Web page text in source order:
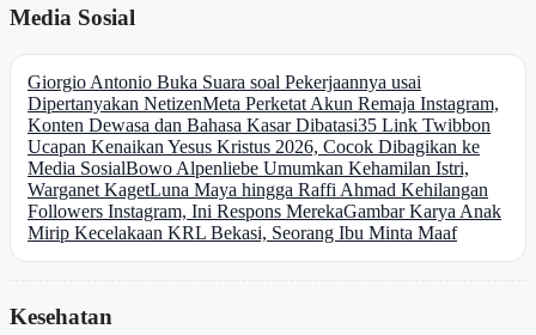
Media Sosial
Giorgio Antonio Buka Suara soal Pekerjaannya usai
Dipertanyakan NetizenMeta Perketat Akun Remaja Instagram,
Konten Dewasa dan Bahasa Kasar Dibatasi35 Link Twibbon
Ucapan Kenaikan Yesus Kristus 2026, Cocok Dibagikan ke
Media SosialBowo Alpenliebe Umumkan Kehamilan Istri,
Warganet KagetLuna Maya hingga Raffi Ahmad Kehilangan
Followers Instagram, Ini Respons MerekaGambar Karya Anak
Mirip Kecelakaan KRL Bekasi, Seorang Ibu Minta Maaf
Kesehatan